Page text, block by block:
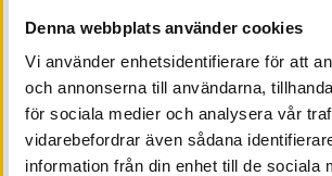
Denna webbplats använder cookies
Vi använder enhetsidentifierare för att
och annonserna till användarna,
för sociala medier och analysera vår
vidarebefordrar även sådana
information från din enhet till de sociala
-41%
Batteri till brandvarnare -
När bytte du senast?
Diskställ
Svart